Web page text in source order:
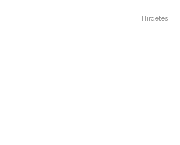
Hirdetés